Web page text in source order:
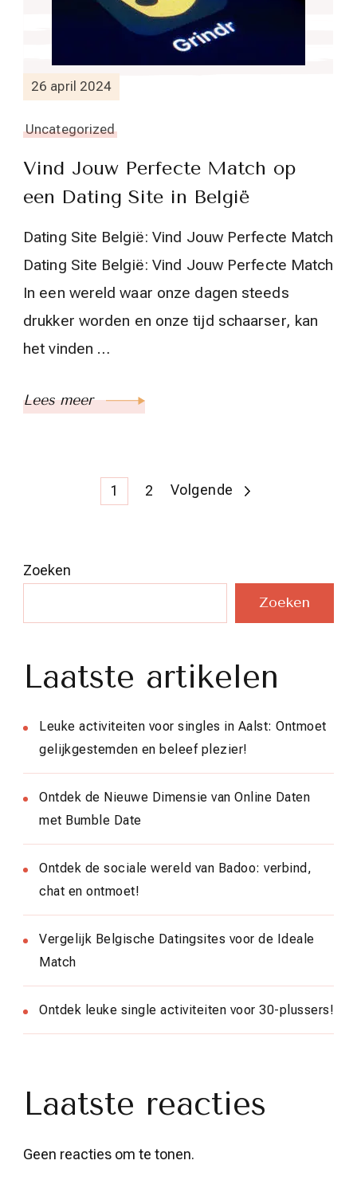
26 april 2024
Uncategorized
Vind Jouw Perfecte Match op
een Dating Site in België
Dating Site België: Vind Jouw Perfecte Match
Dating Site België: Vind Jouw Perfecte Match
In een wereld waar onze dagen steeds
drukker worden en onze tijd schaarser, kan
het vinden …
Lees meer
Berichten
Pagina
1 Pagina
2 Volgende
Zoeken
Zoeken
Laatste artikelen
Leuke activiteiten voor singles in Aalst: Ontmoet
gelijkgestemden en beleef plezier!
Ontdek de Nieuwe Dimensie van Online Daten
met Bumble Date
Ontdek de sociale wereld van Badoo: verbind,
chat en ontmoet!
Vergelijk Belgische Datingsites voor de Ideale
Match
Ontdek leuke single activiteiten voor 30-plussers!
Laatste reacties
Geen reacties om te tonen.